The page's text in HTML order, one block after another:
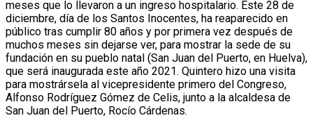
meses que lo llevaron a un ingreso hospitalario. Este 28 de
diciembre, día de los Santos Inocentes, ha reaparecido en
público tras cumplir 80 años y por primera vez después de
muchos meses sin dejarse ver, para mostrar la sede de su
fundación en su pueblo natal (San Juan del Puerto, en Huelva),
que será inaugurada este año 2021. Quintero hizo una visita
para mostrársela al vicepresidente primero del Congreso,
Alfonso Rodríguez Gómez de Celis, junto a la alcaldesa de
San Juan del Puerto, Rocío Cárdenas.